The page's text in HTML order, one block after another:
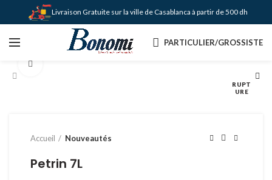
Livraison Gratuite sur la ville de Casablanca à partir de 500 dh !
PARTICULIER/GROSSISTE
RUPT
URE
Accueil Nouveautés
Petrin 7L